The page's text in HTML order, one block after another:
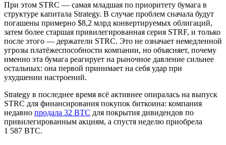
При этом STRC — самая младшая по приоритету бумага в
структуре капитала Strategy. В случае проблем сначала будут
погашены примерно $8,2 млрд конвертируемых облигаций,
затем более старшая привилегированная серия STRF, и только
после этого — держатели STRC. Это не означает немедленной
угрозы платёжеспособности компании, но объясняет, почему
именно эта бумага реагирует на рыночное давление сильнее
остальных: она первой принимает на себя удар при
ухудшении настроений.
Strategy в последнее время всё активнее опиралась на выпуск
STRC для финансирования покупок биткоина: компания
недавно продала 32 BTC для покрытия дивидендов по
привилегированным акциям, а спустя неделю приобрела
1 587 BTC.